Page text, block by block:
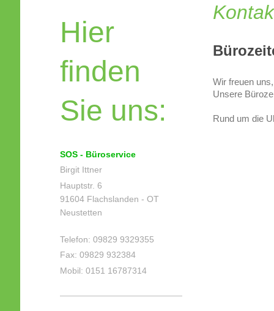
Wir freuen
Unsere
Rund um die
Hier
finden
Sie uns:
SOS - Büroservice
Birgit Ittner
Hauptstr. 6
91604 Flachslanden - OT
Neustetten
Telefon: 09829 9329355
Fax: 09829 932384
Mobil: 0151 16787314